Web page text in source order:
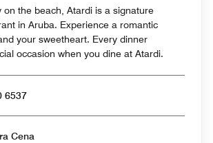
on the beach, Atardi is a signature
in Aruba. Experience a romantic
your sweetheart. Every dinner
occasion when you dine at Atardi.
6537
Abierto para Cena